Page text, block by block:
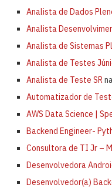
Analista de Dados
Analista
Analista de Sistemas
Analista de Testes
Analista de Teste SR
Automatizador de
AWS Data Science |
Backend Engineer-
Consultora de TI Jr –
Desenvolvedora
Desenvolvedor(a)